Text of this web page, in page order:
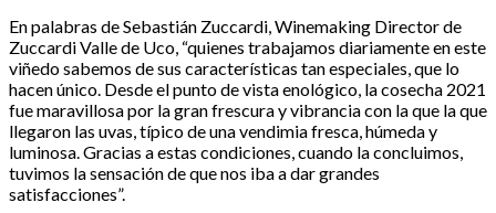
En palabras de Sebastián Zuccardi, Winemaking Director de
Zuccardi Valle de Uco, “quienes trabajamos diariamente en este
viñedo sabemos de sus características tan especiales, que lo
hacen único. Desde el punto de vista enológico, la cosecha 2021
fue maravillosa por la gran frescura y vibrancia con la que la que
llegaron las uvas, típico de una vendimia fresca, húmeda y
luminosa. Gracias a estas condiciones, cuando la concluimos,
tuvimos la sensación de que nos iba a dar grandes
satisfacciones”.